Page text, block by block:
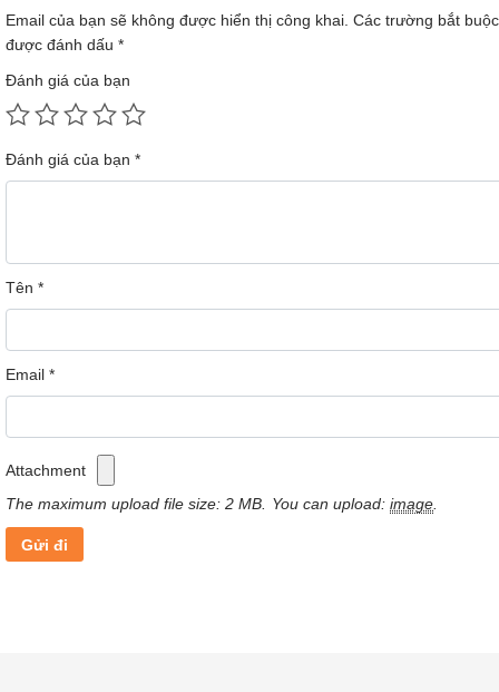
Đạt tiêu chuẩn mang lên máy bay:Công
pin dưới 100Wh giúp thuận tiện mang
đường hàng không.
Email của bạn sẽ không được hiển thị công khai. Các trường bắt buộc
được đánh dấu *
Đánh giá của bạn
Đánh giá của bạn *
Tên *
Email *
Attachment
The maximum upload file size: 2 MB.
You can upload: image